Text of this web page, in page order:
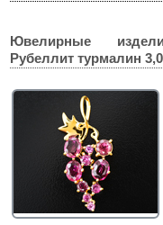
Ювелирные
Рубеллит турмалин